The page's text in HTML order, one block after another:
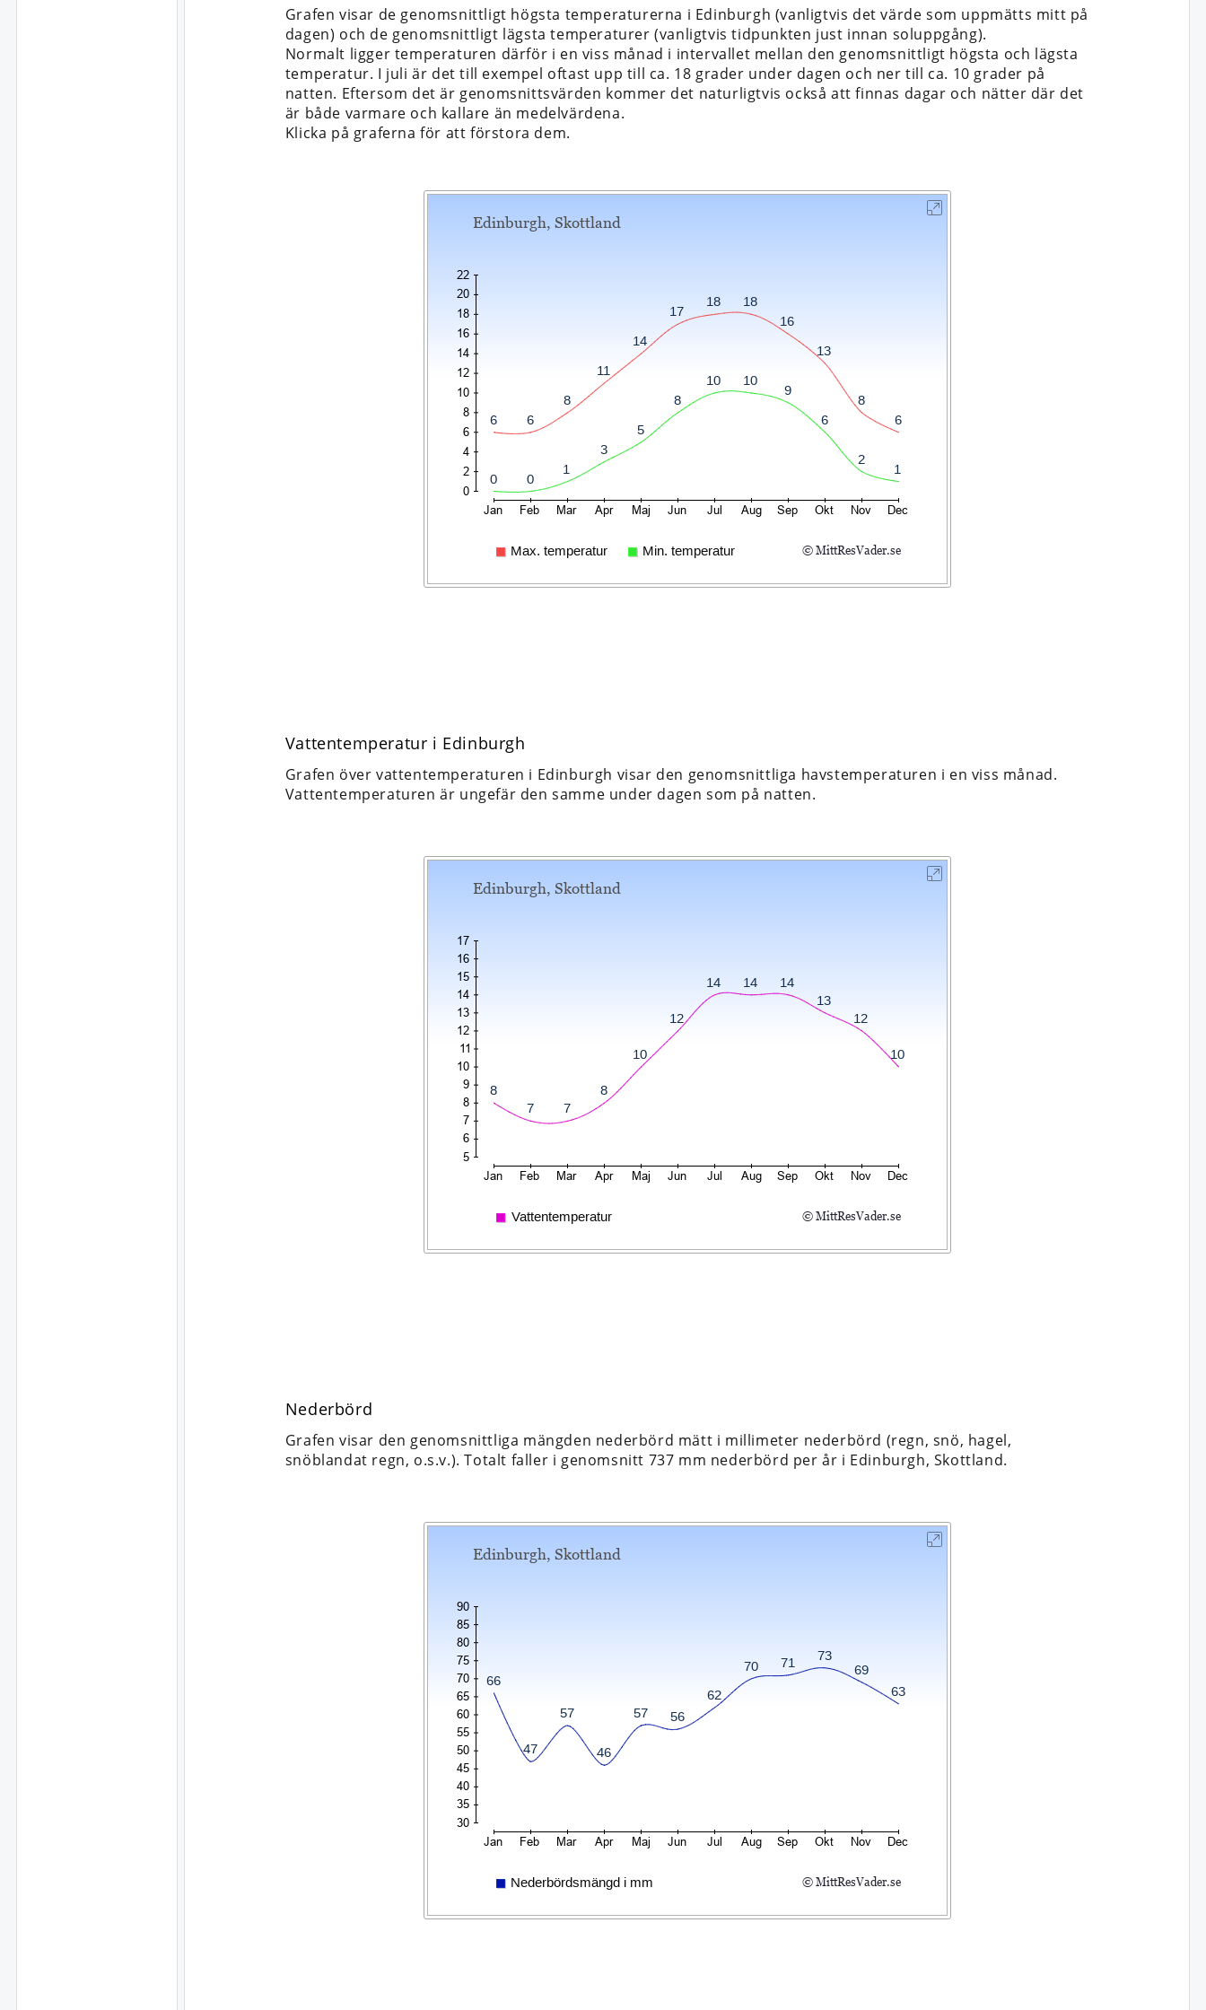
Grafen visar de genomsnittligt högsta temperaturerna i Edinburgh (vanligtvis det värde som uppmätts mitt på
dagen) och de genomsnittligt lägsta temperaturer (vanligtvis tidpunkten just innan soluppgång).
Normalt ligger temperaturen därför i en viss månad i intervallet mellan den genomsnittligt högsta och lägsta
temperatur. I juli är det till exempel oftast upp till ca. 18 grader under dagen och ner till ca. 10 grader på
natten. Eftersom det är genomsnittsvärden kommer det naturligtvis också att finnas dagar och nätter där det
är både varmare och kallare än medelvärdena.
Klicka på graferna för att förstora dem.
Vattentemperatur i Edinburgh
Grafen över vattentemperaturen i Edinburgh visar den genomsnittliga havstemperaturen i en viss månad.
Vattentemperaturen är ungefär den samme under dagen som på natten.
Nederbörd
Grafen visar den genomsnittliga mängden nederbörd mätt i millimeter nederbörd (regn, snö, hagel,
snöblandat regn, o.s.v.). Totalt faller i genomsnitt 737 mm nederbörd per år i Edinburgh, Skottland.